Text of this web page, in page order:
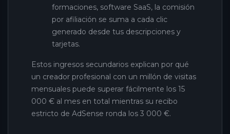
formaciones, software SaaS, la comisión
por afiliación se suma a cada clic
generado desde tus descripciones y
tarjetas.
Estos ingresos secundarios explican por qué
un creador profesional con un millón de visitas
mensuales puede superar fácilmente los 15
000 € al mes en total mientras su recibo
estricto de AdSense ronda los 3 000 €.